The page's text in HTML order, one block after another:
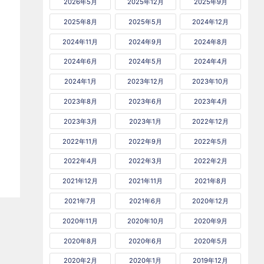
2026年5月 2025年12月 2025年9月
2025年8月 2025年5月 2024年12月
2024年11月 2024年9月 2024年8月
2024年6月 2024年5月 2024年4月
2024年1月 2023年12月 2023年10月
2023年8月 2023年6月 2023年4月
2023年3月 2023年1月 2022年12月
2022年11月 2022年9月 2022年5月
2022年4月 2022年3月 2022年2月
2021年12月 2021年11月 2021年8月
2021年7月 2021年6月 2020年12月
2020年11月 2020年10月 2020年9月
2020年8月 2020年6月 2020年5月
2020年2月 2020年1月 2019年12月